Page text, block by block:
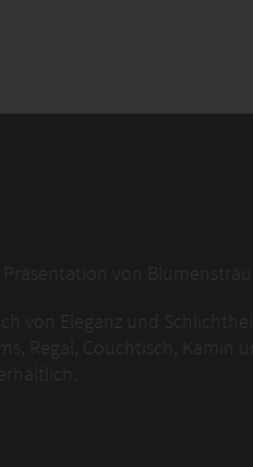
von
von Eleganz und
Regal, Couchtisch, Kamin